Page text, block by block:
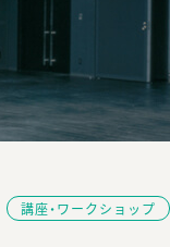
講座・ワークショップ